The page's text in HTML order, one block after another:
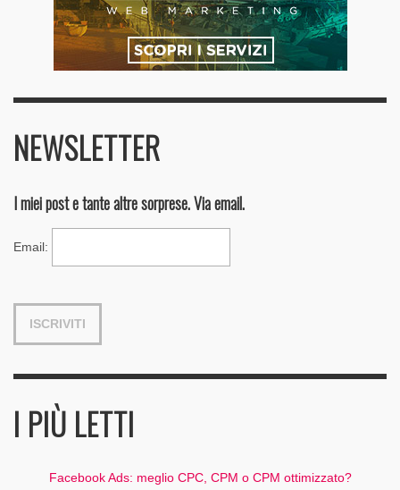
NEWSLETTER
I miei post e tante altre sorprese. Via email.
Email:
I PIÙ LETTI
Facebook Ads: meglio CPC, CPM o CPM ottimizzato?